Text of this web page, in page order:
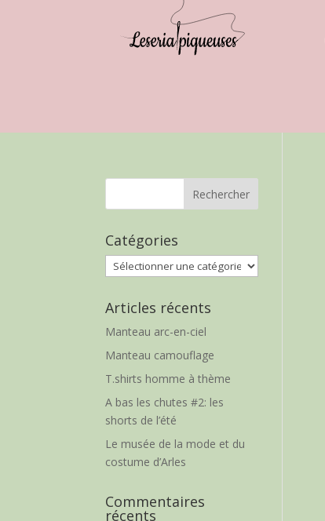
Catégories
Catégories
Articles récents
Manteau arc-en-ciel
Manteau camouflage
T.shirts homme à thème
A bas les chutes #2: les
shorts de l’été
Le musée de la mode et du
costume d’Arles
Commentaires
récents